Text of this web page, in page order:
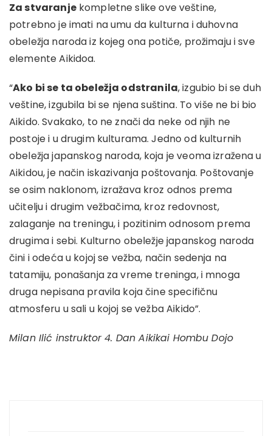
Za stvaranjekompletne slike ove veštine,
potrebno je imati na umu da kulturna i duhovna
obeležja naroda iz kojeg ona potiče, prožimaju i sve
elemente Aikidoa.
“Ako bi se ta obeležja odstranila, izgubio bi se duh
veštine, izgubila bi se njena suština. To više ne bi bio
Aikido. Svakako, to ne znači da neke od njih ne
postoje i u drugim kulturama. Jedno od kulturnih
obeležja japanskog naroda, koja je veoma izražena u
Aikidou, je način iskazivanja poštovanja. Poštovanje
se osim naklonom, izražava kroz odnos prema
učitelju i drugim vežbačima, kroz redovnost,
zalaganje na treningu, i pozitinim odnosom prema
drugima i sebi. Kulturno obeležje japanskog naroda
čini i odeća u kojoj se vežba, način sedenja na
tatamiju, ponašanja za vreme treninga, i mnoga
druga nepisana pravila koja čine specifičnu
atmosferu u sali u kojoj se vežba Aikido”.
Milan Ilić instruktor4. Dan Aikikai Hombu Dojo